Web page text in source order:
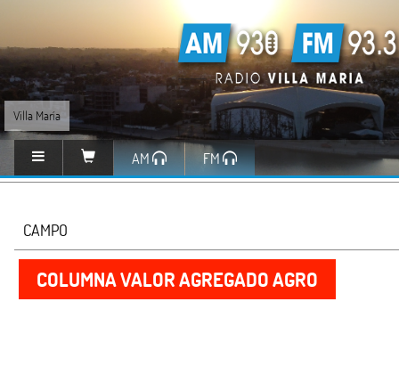
Villa María
AM FM
CAMPO
COLUMNA VALOR AGREGADO AGRO